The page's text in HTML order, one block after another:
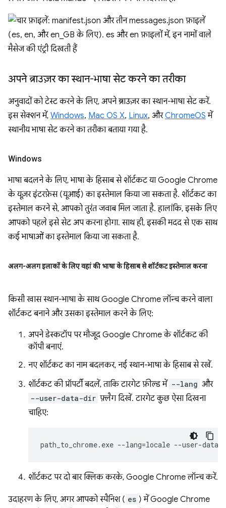
अपने ब्राउज़र का स्थान-भाषा सेट करने का तरीका
अनुवादों को टेस्ट करने के लिए, अपने ब्राउज़र का स्थान-भाषा सेट करें.
इस सेक्शन में, Windows, Mac OS X, Linux, औरChromeOS में
स्थानीय भाषा सेट करने का तरीका बताया गया है.
Windows
भाषा बदलने के लिए, भाषा के हिसाब से शॉर्टकट या Google Chrome
के यूज़र इंटरफ़ेस (यूआई) का इस्तेमाल किया जा सकता है. शॉर्टकट का
इस्तेमाल करने से, आपको तुरंत जवाब मिल जाता है. हालांकि, इसके लिए
आपको पहले इसे सेट अप करना होगा. साथ ही, इसकी मदद से एक साथ
कई भाषाओं का इस्तेमाल किया जा सकता है.
अलग-अलग इलाकों के लिए वहां की भाषा के हिसाब से शॉर्टकट इस्तेमाल करना
किसी खास स्थान-भाषा के साथ Google Chrome लॉन्च करने वाला
शॉर्टकट बनाने और उसका इस्तेमाल करने के लिए:
अपने डेस्कटॉप पर मौजूद Google Chrome के शॉर्टकट की
कॉपी बनाएं.
नए शॉर्टकट का नाम बदलकर, नई स्थान-भाषा के हिसाब से रखें.
शॉर्टकट की प्रॉपर्टी बदलें, ताकि टारगेट फ़ील्ड में --lang और
--user-data-dir फ़्लैग दिखें. टारगेट कुछ ऐसा दिखना
चाहिए:
शॉर्टकट पर दो बार क्लिक करके, Google Chrome लॉन्च करें.
उदाहरण के लिए, अगर आपको स्पैनिश ( es ) में Google Chrome